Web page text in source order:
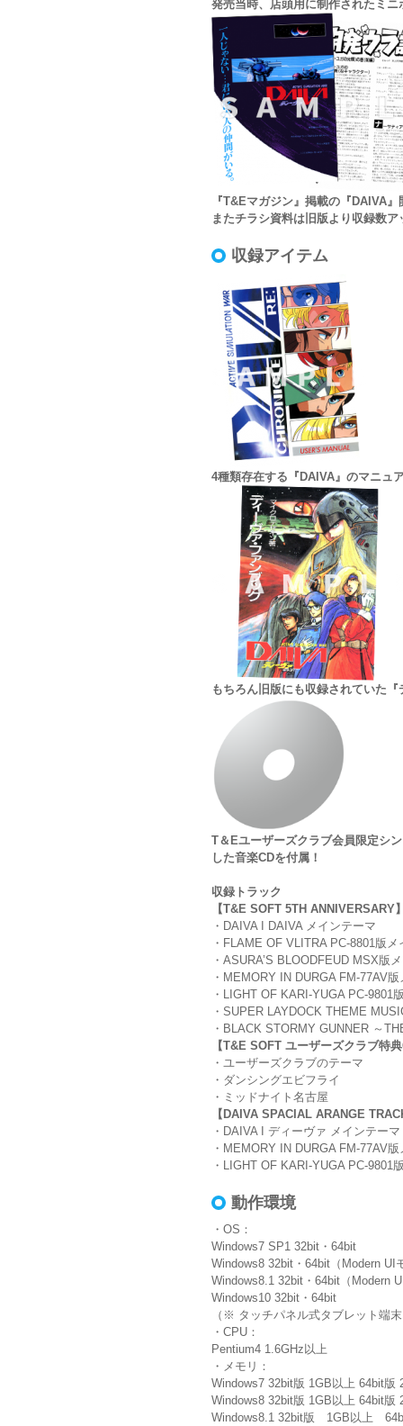
発売当時、店頭用に制作されたミ
『T&Eマガジン』掲載の『DAIVA
またチラシ資料は旧版より収録数ア
収録アイテム
4種類存在する『DAIVA』のマニュ
もちろん旧版にも収録されていた
T＆Eユーザーズクラブ会員限定シ
した音楽CDを付属！
収録トラック
【T&E SOFT 5TH ANNIVERSARY
・DAIVA I DAIVA メインテーマ
・FLAME OF VLITRA PC-8801版メ
・ASURA’S BLOODFEUD MSX版
・MEMORY IN DURGA FM-77AV
・LIGHT OF KARI-YUGA PC-9801
・SUPER LAYDOCK THEME
・BLACK STORMY GUNNER ～
【T&E SOFT ユーザーズクラブ特
・ユーザーズクラブのテーマ
・ダンシングエビフライ
・ミッドナイト名古屋
【DAIVA SPACIAL ARANGE
・DAIVA I ディーヴァ メインテーマ
・MEMORY IN DURGA FM-77AV
・LIGHT OF KARI-YUGA PC-9801
動作環境
・OS：
Windows7 SP1 32bit・64bit
Windows8 32bit・64bit（Modern UI
Windows8.1 32bit・64bit（Modern
Windows10 32bit・64bit
（※ タッチパネル式タブレット端
・CPU：
Pentium4 1.6GHz以上
・メモリ：
Windows7 32bit版 1GB以上 64bit版
Windows8 32bit版 1GB以上 64bit版
Windows8.1 32bit版 1GB以上